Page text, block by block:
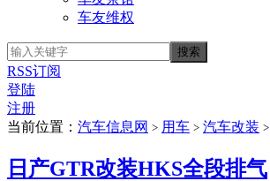
车友维权
RSS订阅
登陆
注册
当前位置： 汽车信息网 > 用车 > 汽车改装 >
日产GTR改装HKS全段排气